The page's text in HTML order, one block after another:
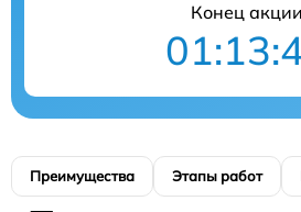
Конец акции
Преимущества Этапы работ